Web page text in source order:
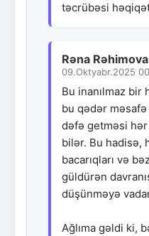
təcrübəsi
Rəna Rəhimova
09.Oktyabr.2025
Bu inanılmaz bir
bu qədər
dəfə getməsi
bilər. Bu hadisə,
bacarıqları və
güldürən
düşünməyə
Ağlıma gəldi ki,